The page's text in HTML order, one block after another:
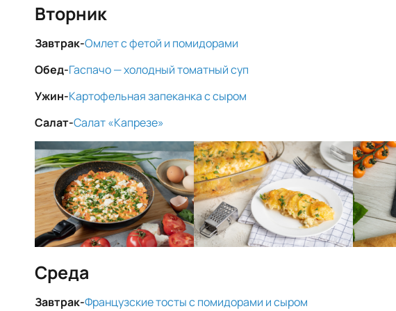
Вторник
Завтрак-Омлет с фетой и помидорами
Обед-Гаспачо — холодный томатный суп
Ужин-Картофельная запеканка с сыром
Салат-Салат «Капрезе»
Среда
Завтрак-Французские тосты с помидорами и сыром